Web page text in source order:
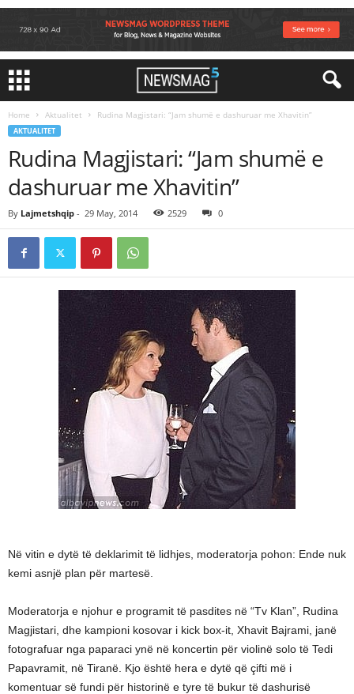
Home Aktualitet Rudina Magjistari: “Jam shumë e dashuruar me Xhavitin”
AKTUALITET
Rudina Magjistari: “Jam shumë e
dashuruar me Xhavitin”
By Lajmetshqip - 29 May, 2014 2529 0
Në vitin e dytë të deklarimit të lidhjes, moderatorja pohon: Ende nuk
kemi asnjë plan për martesë.
Moderatorja e njohur e programit të pasdites në “Tv Klan”, Rudina
Magjistari, dhe kampioni kosovar i kick box-it, Xhavit Bajrami, janë
fotografuar nga paparaci ynë në koncertin për violinë solo të Tedi
Papavramit, në Tiranë. Kjo është hera e dytë që çifti më i
komentuar së fundi për historinë e tyre të bukur të dashurisë